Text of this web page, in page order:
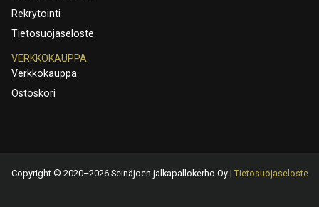
Rekrytointi
Tietosuojaseloste
VERKKOKAUPPA
Verkkokauppa
Ostoskori
Copyright © 2020–2026 Seinäjoen jalkapallokerho Oy | Tietosuojaseloste